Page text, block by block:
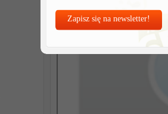
Zapisz się na newsletter!